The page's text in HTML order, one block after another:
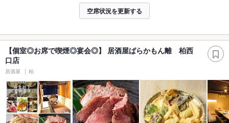
空席状況を更新する
【個室◎お席で喫煙◎宴会◎】 居酒屋ばらかもん離 柏西
口店
居酒屋 柏